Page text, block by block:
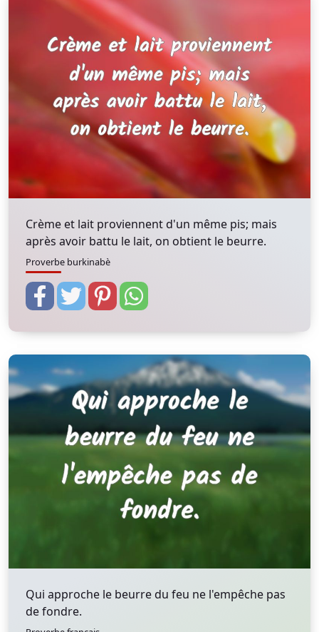
Crème et lait proviennent d'un même pis; mais
après avoir battu le lait, on obtient le beurre.
Proverbe burkinabè
Qui approche le beurre du feu ne l'empêche pas
de fondre.